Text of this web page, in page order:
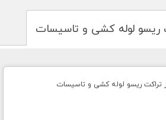
ریسو لوله کشی و تاسیسات